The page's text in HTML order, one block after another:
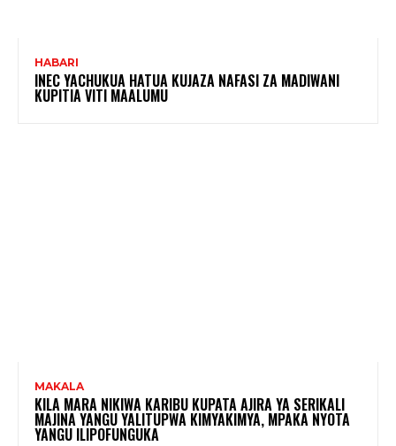
HABARI
INEC YACHUKUA HATUA KUJAZA NAFASI ZA MADIWANI
KUPITIA VITI MAALUMU
MAKALA
KILA MARA NIKIWA KARIBU KUPATA AJIRA YA SERIKALI
MAJINA YANGU YALITUPWA KIMYAKIMYA, MPAKA NYOTA
YANGU ILIPOFUNGUKA